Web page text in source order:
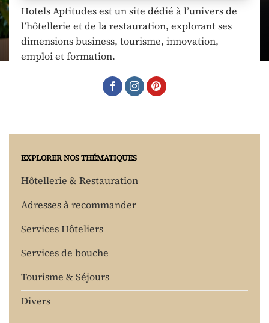
Hotels Aptitudes est un site dédié à l’univers de
l’hôtellerie et de la restauration, explorant ses
dimensions business, tourisme, innovation,
emploi et formation.
EXPLORER NOS THÉMATIQUES
Hôtellerie & Restauration
Adresses à recommander
Services Hôteliers
Services de bouche
Tourisme & Séjours
Divers